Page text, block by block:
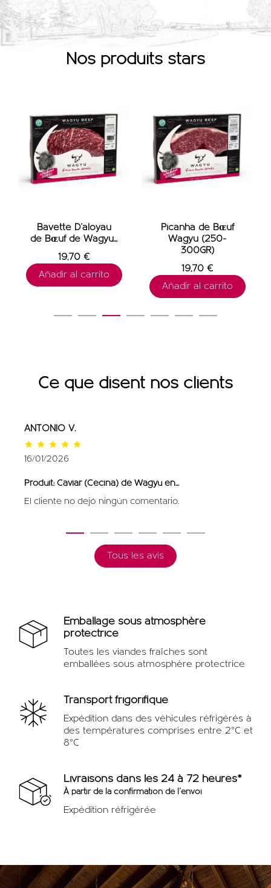
Nos produits stars
Bavette D'aloyau
de Bɶuf de Wagyu...
19,70 €
Añadir al carrito
Picanha de Bɶuf
Wagyu (250-
300GR)
19,70 €
Añadir al carrito
Ce que disent nos clients
ANTONIO V.
    
16/01/2026
Produit: Caviar (Cecina) de Wagyu en...
El cliente no dejó ningún comentario.
Tous les avis
Emballage sous atmosphère
protectrice
Toutes les viandes fraîches sont
emballées sous atmosphère protectrice
Transport frigorifique
Expédition dans des véhicules réfrigérés à
des températures comprises entre 2°C et
8°C
Livraisons dans les 24 à 72 heures*
À partir de la confirmation de l'envoi
Expédition réfrigérée